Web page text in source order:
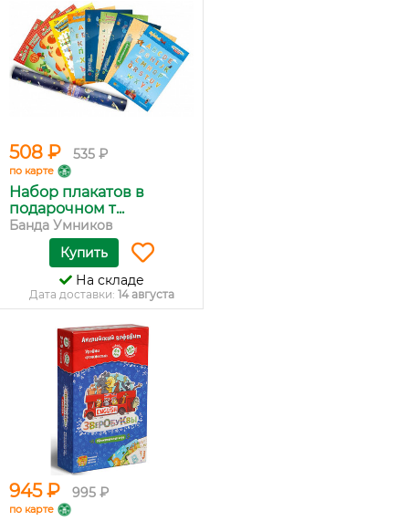
508 ₽ 535 ₽
по карте
Набор плакатов в
подарочном т...
Банда Умников
Купить
На складе
Дата доставки: 14 августа
945 ₽ 995 ₽
по карте